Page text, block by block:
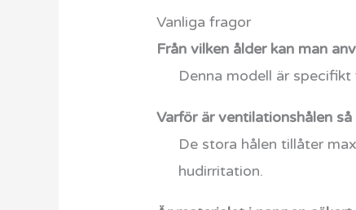
Vanliga fragor
Från vilken ålder kan man
Denna modell är
Varför är ventilationshålen
De stora hålen tillåter
hudirritation.